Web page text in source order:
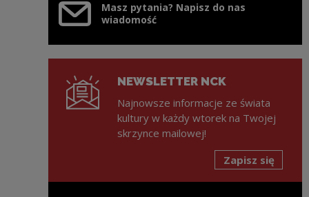
Masz pytania? Napisz do nas
wiadomość
NEWSLETTER NCK
Najnowsze informacje ze świata
kultury w każdy wtorek na Twojej
skrzynce mailowej!
Zapisz się